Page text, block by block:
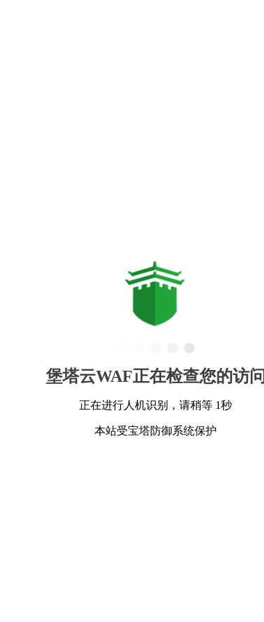
堡塔云WAF正在检查您的访问
正在进行人机识别，请稍等 1秒
本站受宝塔防御系统保护